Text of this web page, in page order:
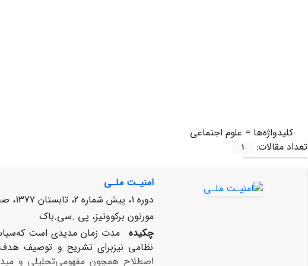
کلیدواژه‌ها = علوم‌ اجتماعی‌
تعداد مقالات:
1
امنیـت‌ ملـی‌
دوره 1، پیش شماره 2، تابستان 1377، صفحه
مورتون‌ برکووتیز، پی‌ .سی‌.باک‌
چکیده مدت‌ زمان‌ مدیدی‌ است‌
نظامی‌ نیزبرای‌ تشریح‌ و توصیف‌ هدف‌
اصطلاح‌ همچون‌ مفهومی‌تحلیلی‌ و